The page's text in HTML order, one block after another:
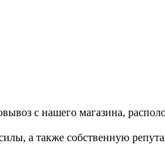
с нашего магазина,
а также собственную